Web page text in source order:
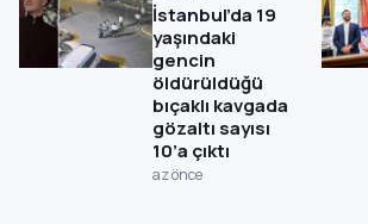
İstanbul’da 19
yaşındaki
gencin
öldürüldüğü
bıçaklı kavgada
gözaltı sayısı
10’a çıktı
az önce